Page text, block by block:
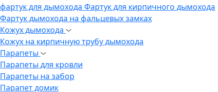
фартук для дымохода Фартук для кирпичного дымохода
Фартук дымохода на фальцевых замках
Кожух дымохода
Кожух на кирпичную трубу дымохода
Парапеты
Парапеты для кровли
Парапеты на забор
Парапет домик